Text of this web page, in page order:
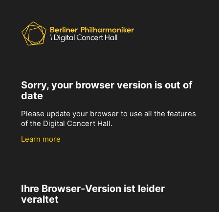
Sorry, your browser version is out of
date
Please update your browser to use all the features
of the Digital Concert Hall.
Learn more
Ihre Browser-Version ist leider
veraltet